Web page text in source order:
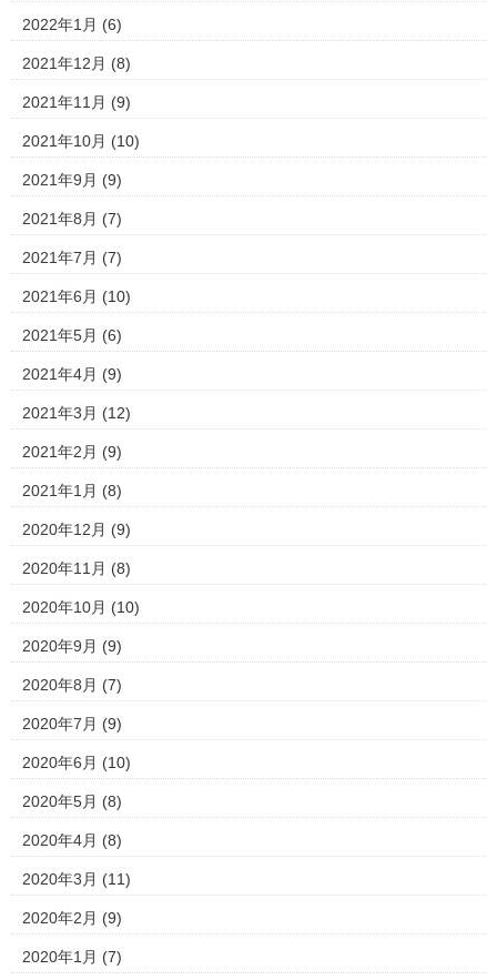
2022年1月 (6)
2021年12月 (8)
2021年11月 (9)
2021年10月 (10)
2021年9月 (9)
2021年8月 (7)
2021年7月 (7)
2021年6月 (10)
2021年5月 (6)
2021年4月 (9)
2021年3月 (12)
2021年2月 (9)
2021年1月 (8)
2020年12月 (9)
2020年11月 (8)
2020年10月 (10)
2020年9月 (9)
2020年8月 (7)
2020年7月 (9)
2020年6月 (10)
2020年5月 (8)
2020年4月 (8)
2020年3月 (11)
2020年2月 (9)
2020年1月 (7)